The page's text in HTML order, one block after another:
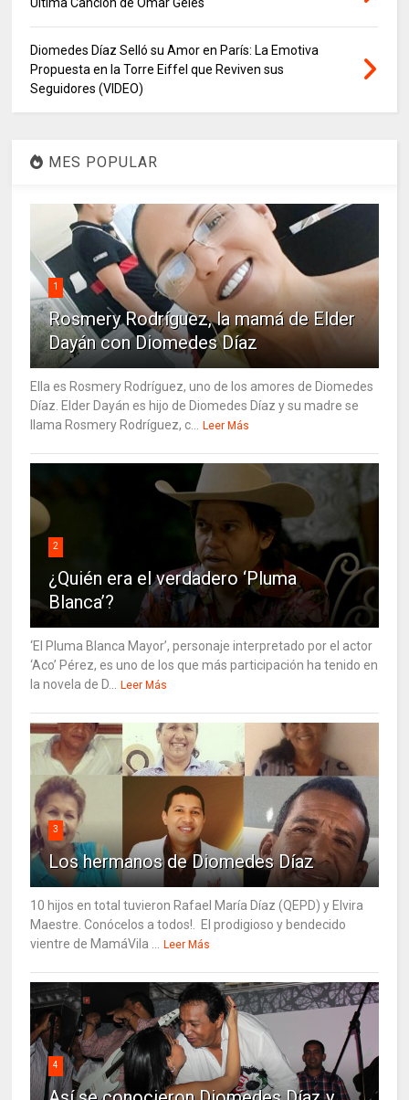
Diomedes Díaz Selló su Amor en París: La Emotiva
Propuesta en la Torre Eiffel que Reviven sus
Seguidores (VIDEO)
MES POPULAR
1
Rosmery Rodríguez, la mamá de Elder
Dayán con Diomedes Díaz
Ella es Rosmery Rodríguez, uno de los amores de Diomedes
Díaz. Elder Dayán es hijo de Diomedes Díaz y su madre se
llama Rosmery Rodríguez, c...
Leer Más
2
¿Quién era el verdadero ‘Pluma
Blanca’?
‘El Pluma Blanca Mayor’, personaje interpretado por el actor
‘Aco’ Pérez, es uno de los que más participación ha tenido en
la novela de D...
Leer Más
3
Los hermanos de Diomedes Díaz
10 hijos en total tuvieron Rafael María Díaz (QEPD) y Elvira
Maestre. Conócelos a todos!. El prodigioso y bendecido
vientre de MamáVila ...
Leer Más
4